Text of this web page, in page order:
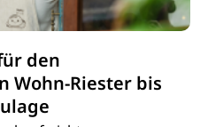
den
Wohn-Riester bis